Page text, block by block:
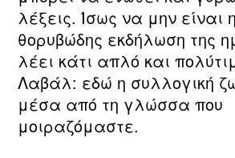
λέξεις. Ίσως να μην είναι
θορυβώδης εκδήλωση της
λέει κάτι απλό και
Λαβάλ: εδώ η συλλογική
μέσα από τη γλώσσα που
μοιραζόμαστε.